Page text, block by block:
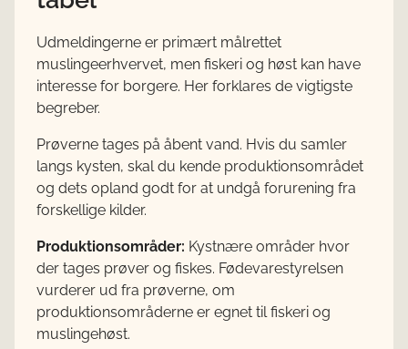
Udmeldingerne er primært målrettet
muslingeerhvervet, men fiskeri og høst kan have
interesse for borgere. Her forklares de vigtigste
begreber.
Prøverne tages på åbent vand. Hvis du samler
langs kysten, skal du kende produktionsområdet
og dets opland godt for at undgå forurening fra
forskellige kilder.
Produktionsområder: Kystnære områder hvor
der tages prøver og fiskes. Fødevarestyrelsen
vurderer ud fra prøverne, om
produktionsområderne er egnet til fiskeri og
muslingehøst.